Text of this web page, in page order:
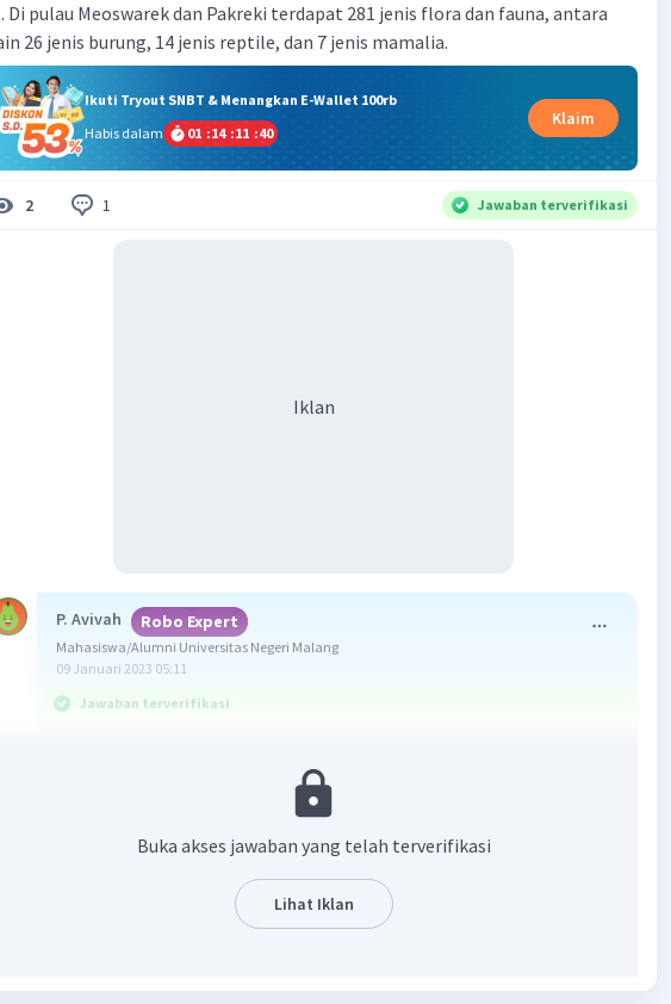
Di pulau Meoswarek dan Pakreki terdapat 281 jenis flora dan fauna, antara
26 jenis burung, 14 jenis reptile, dan 7 jenis mamalia.
Ikuti Tryout SNBT & Menangkan E-Wallet 100rb
Habis dalam
01 :14 :11 :39
Klaim
2 1 Jawaban terverifikasi
Iklan
P. Avivah Robo Expert
Mahasiswa/Alumni Universitas Negeri Malang
09 Januari 2023 05:11
Jawaban terverifikasi
kawasan Kepulauan Derawan memang menjadi surga.
Kalimat adalah susunan kata yang bertujuan untuk menyampaikan
suatu informasi. Kalimat yang ditulis dalam teks dapat berupa
kalimat fakta dan kalimat opini. Kalimat opini berisikan pendapat
yang disampaikan penulis mengenai suatu hal. Pada soal di atas,
Buka akses jawaban yang telah terverifikasi
Lihat Iklan